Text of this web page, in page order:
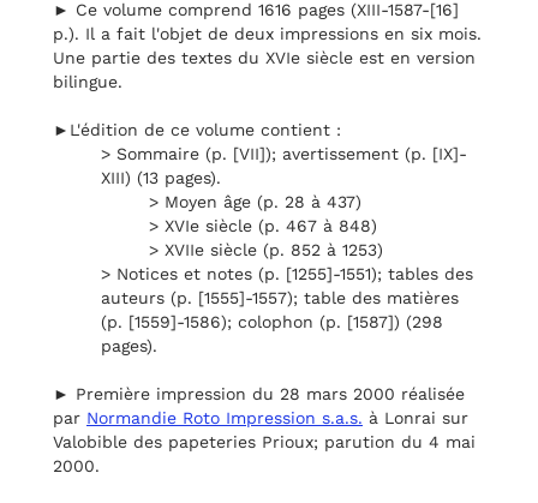
► Ce volume comprend 1616 pages (XIII-1587-[16]
p.). Il a fait l'objet de deux impressions en six mois.
Une partie des textes du XVIe siècle est en version
bilingue.
►L'édition de ce volume contient :
> Sommaire (p. [VII]); avertissement (p. [IX]-
XIII) (13 pages).
> Moyen âge (p. 28 à 437)
> XVIe siècle (p. 467 à 848)
> XVIIe siècle (p. 852 à 1253)
> Notices et notes (p. [1255]-1551); tables des
auteurs (p. [1555]-1557); table des matières
(p. [1559]-1586); colophon (p. [1587]) (298
pages).
► Première impression du 28 mars 2000 réalisée
par Normandie Roto Impression s.a.s. à Lonrai sur
Valobible des papeteries Prioux; parution du 4 mai
2000.